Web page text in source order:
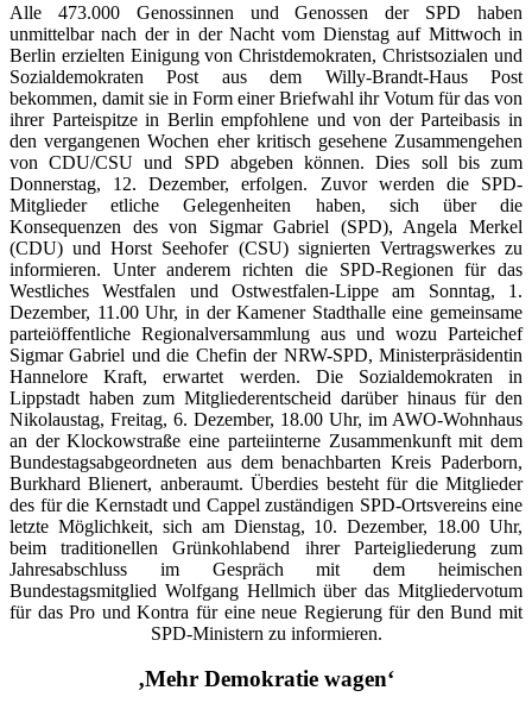
Alle 473.000 Genossinnen und Genossen der SPD haben
unmittelbar nach der in der Nacht vom Dienstag auf Mittwoch in
Berlin erzielten Einigung von Christdemokraten, Christsozialen und
Sozialdemokraten Post aus dem Willy-Brandt-Haus Post
bekommen, damit sie in Form einer Briefwahl ihr Votum für das von
ihrer Parteispitze in Berlin empfohlene und von der Parteibasis in
den vergangenen Wochen eher kritisch gesehene Zusammengehen
von CDU/CSU und SPD abgeben können. Dies soll bis zum
Donnerstag, 12. Dezember, erfolgen. Zuvor werden die SPD-
Mitglieder etliche Gelegenheiten haben, sich über die
Konsequenzen des von Sigmar Gabriel (SPD), Angela Merkel
(CDU) und Horst Seehofer (CSU) signierten Vertragswerkes zu
informieren. Unter anderem richten die SPD-Regionen für das
Westliches Westfalen und Ostwestfalen-Lippe am Sonntag, 1.
Dezember, 11.00 Uhr, in der Kamener Stadthalle eine gemeinsame
parteiöffentliche Regionalversammlung aus und wozu Parteichef
Sigmar Gabriel und die Chefin der NRW-SPD, Ministerpräsidentin
Hannelore Kraft, erwartet werden. Die Sozialdemokraten in
Lippstadt haben zum Mitgliederentscheid darüber hinaus für den
Nikolaustag, Freitag, 6. Dezember, 18.00 Uhr, im AWO-Wohnhaus
an der Klockowstraße eine parteiinterne Zusammenkunft mit dem
Bundestagsabgeordneten aus dem benachbarten Kreis Paderborn,
Burkhard Blienert, anberaumt. Überdies besteht für die Mitglieder
des für die Kernstadt und Cappel zuständigen SPD-Ortsvereins eine
letzte Möglichkeit, sich am Dienstag, 10. Dezember, 18.00 Uhr,
beim traditionellen Grünkohlabend ihrer Parteigliederung zum
Jahresabschluss im Gespräch mit dem heimischen
Bundestagsmitglied Wolfgang Hellmich über das Mitgliedervotum
für das Pro und Kontra für eine neue Regierung für den Bund mit
SPD-Ministern zu informieren.
‚Mehr Demokratie wagen‘